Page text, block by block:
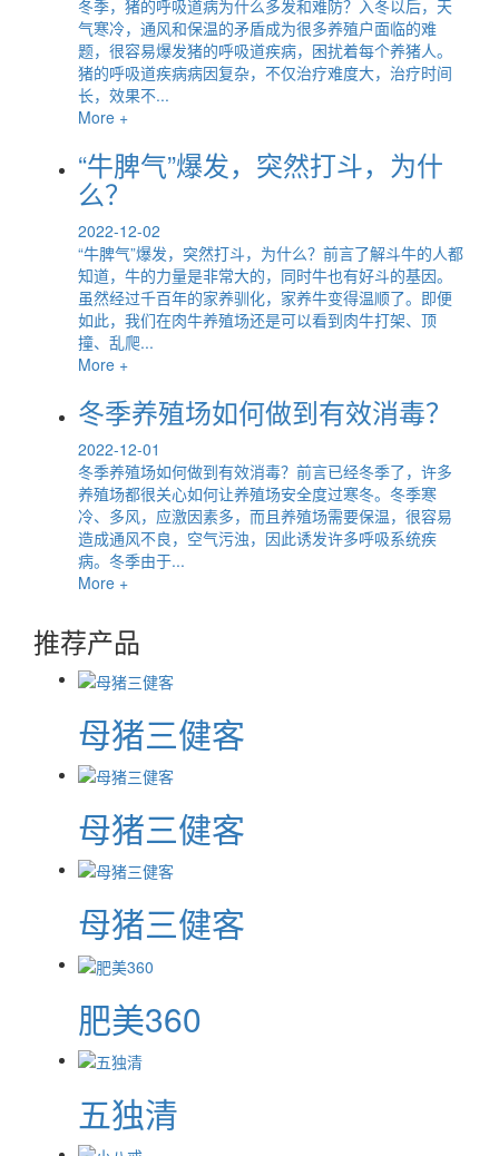
冬季，猪的呼吸道病为什么多发和难防？入冬以后，天
气寒冷，通风和保温的矛盾成为很多养殖户面临的难
题，很容易爆发猪的呼吸道疾病，困扰着每个养猪人。
猪的呼吸道疾病病因复杂，不仅治疗难度大，治疗时间
长，效果不...
More +
“牛脾气”爆发，突然打斗，为什
么？
2022-12-02
“牛脾气”爆发，突然打斗，为什么？前言了解斗牛的人都
知道，牛的力量是非常大的，同时牛也有好斗的基因。
虽然经过千百年的家养驯化，家养牛变得温顺了。即便
如此，我们在肉牛养殖场还是可以看到肉牛打架、顶
撞、乱爬...
More +
冬季养殖场如何做到有效消毒？
2022-12-01
冬季养殖场如何做到有效消毒？前言已经冬季了，许多
养殖场都很关心如何让养殖场安全度过寒冬。冬季寒
冷、多风，应激因素多，而且养殖场需要保温，很容易
造成通风不良，空气污浊，因此诱发许多呼吸系统疾
病。冬季由于...
More +
推荐产品
母猪三健客
母猪三健客
母猪三健客
肥美360
五独清